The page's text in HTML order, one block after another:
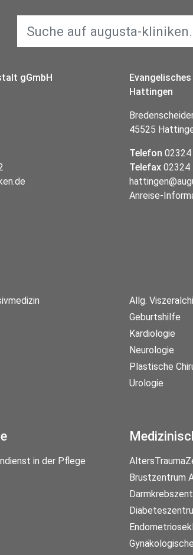
gGmbH
Hattingen
45525
Telefon
Telefax02324
Anreise-
Allg.
Geburtshilfe
Kardiologie
Neurologie
Plastische
Urologie
in der Pflege
Brustzentrum